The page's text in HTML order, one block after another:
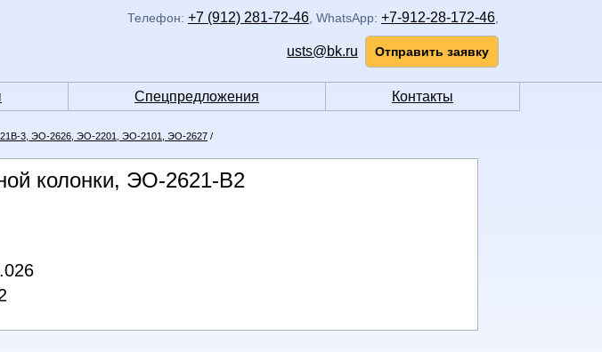
Телефон: +7 (912) 281-72-46 WhatsApp: +7-912-28-172-46
usts@bk.ru Отправить заявку
Спецпредложения Контакты
3, ЭО-2626, ЭО-2201, ЭО-2101, ЭО-2627 /
колонки, ЭО-2621-В2